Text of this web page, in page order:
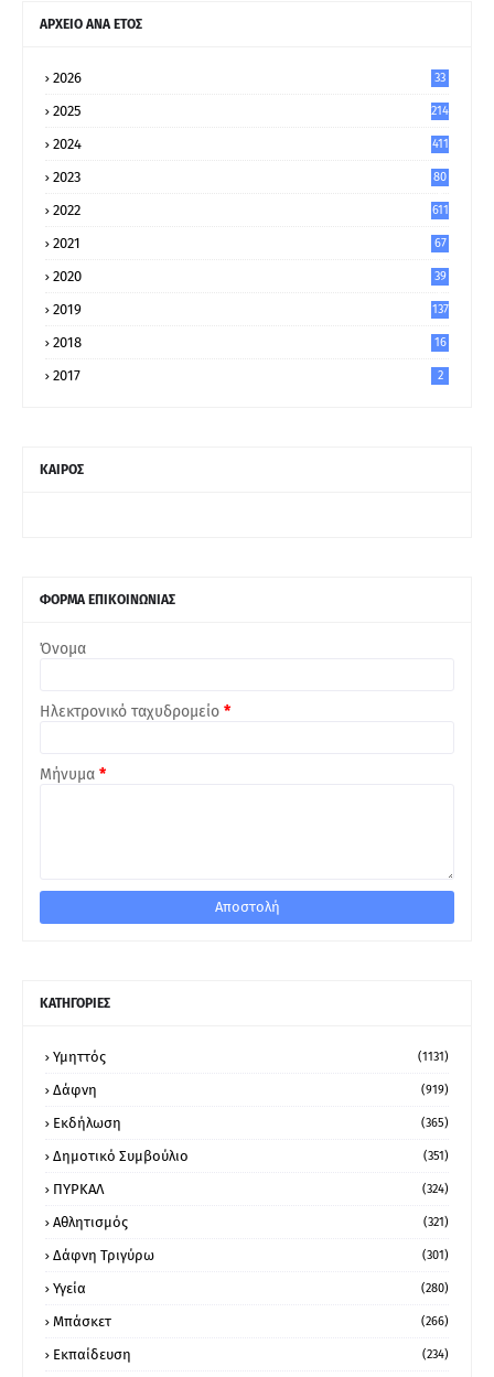
ΑΡΧΕΙΟ ΑΝΑ ΕΤΟΣ
2026 33
2025 214
2024 411
2023
80
2022 611
2021
67
2020
39
2019 137
2018 16
2017 2
ΚΑΙΡΟΣ
ΦΟΡΜΑ ΕΠΙΚΟΙΝΩΝΙΑΣ
Όνομα
Ηλεκτρονικό ταχυδρομείο *
Μήνυμα *
ΚΑΤΗΓΟΡΙΕΣ
Υμηττός (1131)
Δάφνη (919)
Εκδήλωση (365)
Δημοτικό Συμβούλιο (351)
ΠΥΡΚΑΛ (324)
Αθλητισμός (321)
Δάφνη Τριγύρω (301)
Υγεία (280)
Μπάσκετ (266)
Εκπαίδευση (234)